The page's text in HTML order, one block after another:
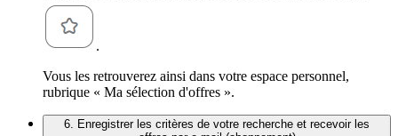
.
Vous les retrouverez ainsi dans votre espace personnel,
rubrique « Ma sélection d'offres ».
6. Enregistrer les critères de votre recherche et recevoir les